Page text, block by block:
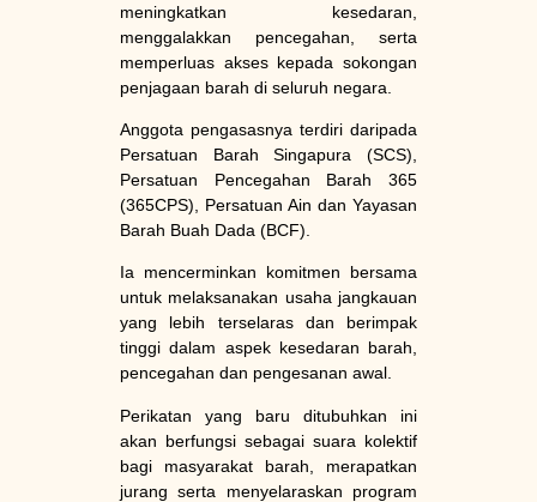
meningkatkan kesedaran,
menggalakkan pencegahan, serta
memperluas akses kepada sokongan
penjagaan barah di seluruh negara.
Anggota pengasasnya terdiri daripada
Persatuan Barah Singapura (SCS),
Persatuan Pencegahan Barah 365
(365CPS), Persatuan Ain dan Yayasan
Barah Buah Dada (BCF).
Ia mencerminkan komitmen bersama
untuk melaksanakan usaha jangkauan
yang lebih terselaras dan berimpak
tinggi dalam aspek kesedaran barah,
pencegahan dan pengesanan awal.
Perikatan yang baru ditubuhkan ini
akan berfungsi sebagai suara kolektif
bagi masyarakat barah, merapatkan
jurang serta menyelaraskan program